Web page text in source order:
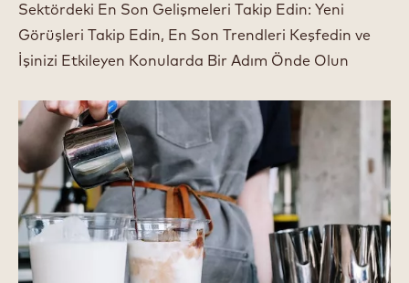
Sektördeki En Son Gelişmeleri Takip Edin: Yeni
Görüşleri Takip Edin, En Son Trendleri Keşfedin ve
İşinizi Etkileyen Konularda Bir Adım Önde Olun
Bitkisel
Bazlı
Süt
ve
Süt
Alternatifleri